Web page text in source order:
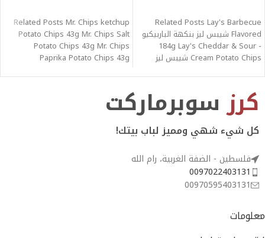
Related Posts Lay's Barbecue
Flavored شيبس ليز بنكهة الباربيكيو
- 184g Lay's Cheddar & Sour
Cream Potato Chips شيبس ليز
Related Posts Mr. Chips ketchup
Potato Chips 43g Mr. Chips Salt
Potato Chips 43g Mr. Chips
Paprika Potato Chips 43g
كرز سوبرماركت
كل شيء شهي ومميز لباب بيتك!
فلسطين - الضفة الغربية، رام الله
0097022403131
00970595403131
معلومات